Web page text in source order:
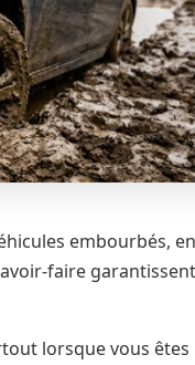
embourbés,
faire
lorsque vous êtes